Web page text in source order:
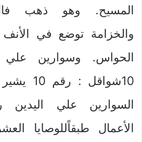
المسيح. وهو ذهب
والخزامة توضع في
الحواس. وسوارين علي
10شواقل
السوارين علي اليدين
الأعمال طبقاًللوصايا